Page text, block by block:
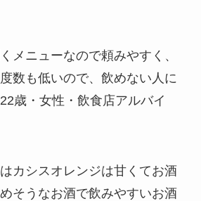
メニューなので頼みやすく、
数も低いので、飲めない人に
歳・女性・飲食店アルバイ
カシスオレンジは甘くてお酒
そうなお酒で飲みやすいお酒